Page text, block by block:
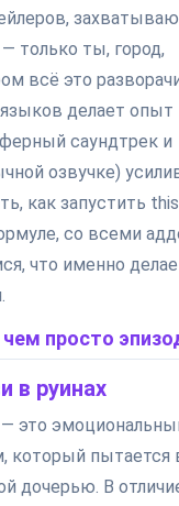
только ты, город,
всё это
делает опыт
саундтрек и
озвучке)
как запустить
со всеми
что именно
просто
в руинах
это
который пытается
дочерью. В